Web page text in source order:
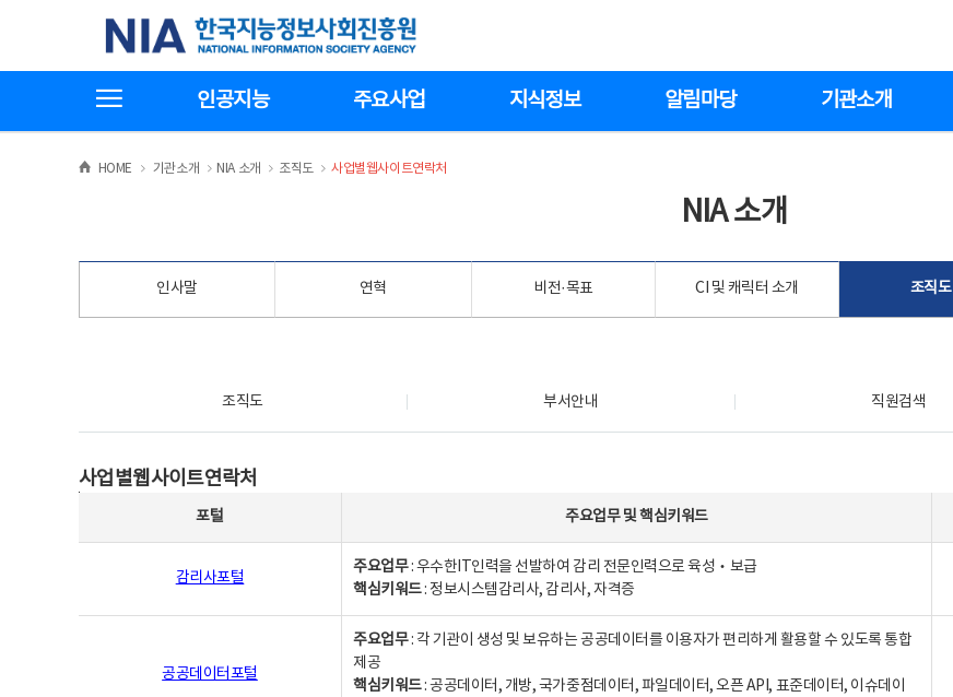
기
한국지능정보사회진흥원
인공지능 주요사업 지식정보 알림마당 기관소개
HOME >
기관소개 >NIA 소개 >
조직도 >
사업별웹사이트연락처
NIA 소개
인사말 연혁 비전·목표 CI 및 캐릭터 소개 조직도
조직도 부서안내 직원검색
사업별웹사이트연락처
포털 주요업무및핵심키워드
감리사포털
주요업무: 우수한IT인력을 선발하여 감리 전문인력으로 육성‧보급
핵심키워드: 정보시스템감리사, 감리사, 자격증
공공데이터포털
주요업무: 각 기관이 생성 및 보유하는 공공데이터를 이용자가 편리하게 활용할 수 있도록 통합
제공
핵심키워드: 공공데이터, 개방, 국가중점데이터, 파일데이터, 오픈 API, 표준데이터, 이슈데이